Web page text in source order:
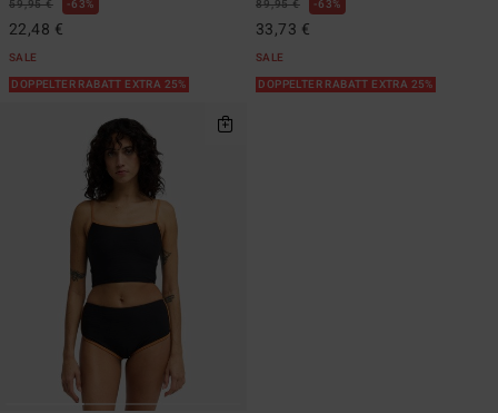
59,95 € 63%
22,48 €
SALE
DOPPELTER RABATT EXTRA 25%
89,95 € 63%
33,73 €
SALE
DOPPELTER RABATT EXTRA 25%